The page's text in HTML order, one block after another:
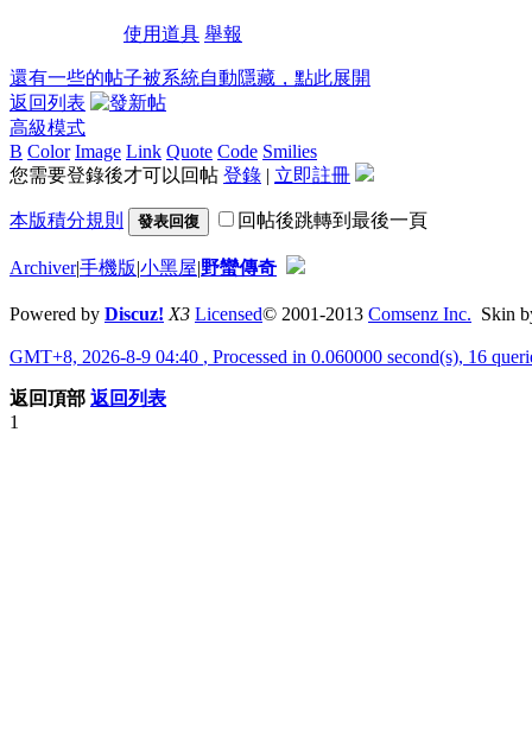
使用道具 舉報
還有一些的帖子被系統自動隱藏，點此展開
返回列表
高級模式
B Color Image Link Quote Code Smilies
您需要登錄後才可以回帖 登錄 | 立即註冊
本版積分規則 發表回復 回帖後跳轉到最後一頁
Archiver|手機版|小黑屋|野蠻傳奇
Powered by Discuz! X3 Licensed© 2001-2013 Comsenz Inc. Skin
GMT+8, 2026-8-9 04:40 , Processed in 0.060000 second(s), 16
返回頂部 返回列表
1